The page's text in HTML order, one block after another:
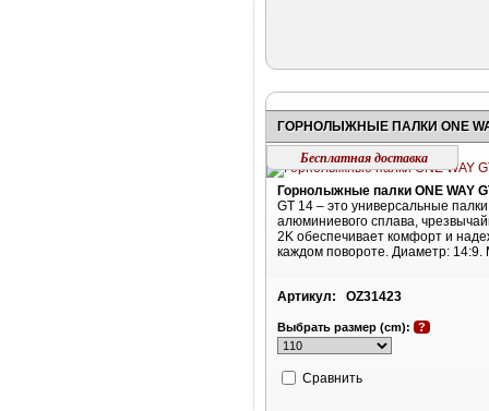
Бесплатная доставка
Горнолыжные палки ONE WAY
GT 14 – это универсальные палки
алюминиевого сплава,
2K обеспечивает комфорт и
каждом повороте. Диаметр:
Артикул: OZ31423
Выбрать размер (cm): ?
Cравнить